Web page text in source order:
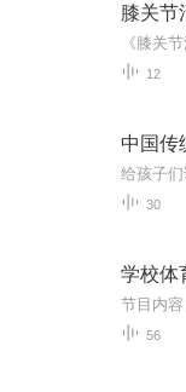
膝关节
12
30
学校体
56